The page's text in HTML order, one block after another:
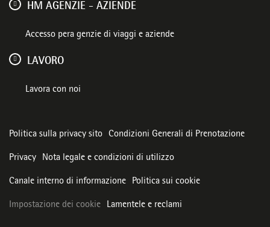
HM AGENZIE - AZIENDE
Accesso pera genzie di viaggi e aziende
LAVORO
Lavora con noi
Politica sulla privacy sito Condizioni Generali di Prenotazione
Privacy Nota legale e condizioni di utilizzo
Canale interno di informazione Politica sui cookie
Impostazione dei cookie Lamentele e reclami